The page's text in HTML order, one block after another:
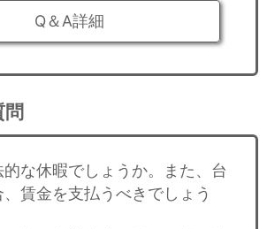
Q＆A詳細
な休暇でしょうか。また、台
賃金を支払うべきでしょう